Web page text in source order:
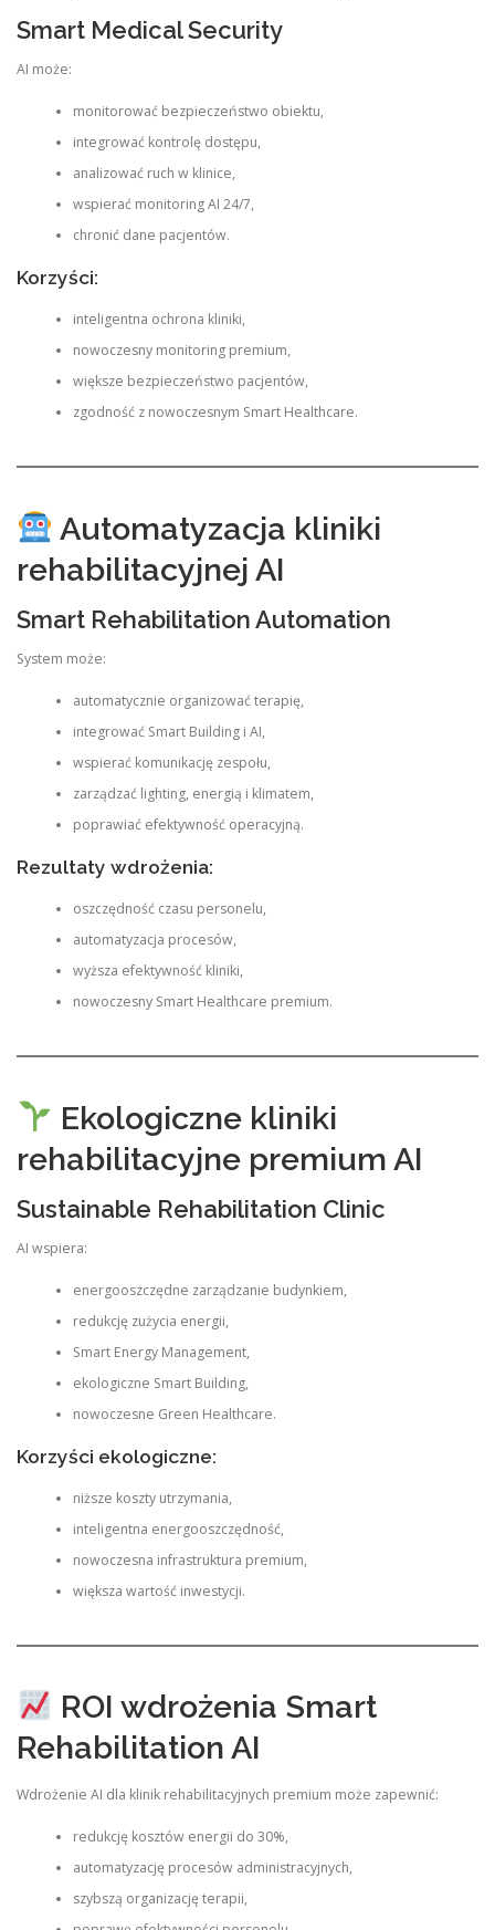
Smart Medical Security
AI może:
monitorować bezpieczeństwo obiektu,
integrować kontrolę dostępu,
analizować ruch w klinice,
wspierać monitoring AI 24/7,
chronić dane pacjentów.
Korzyści:
inteligentna ochrona kliniki,
nowoczesny monitoring premium,
większe bezpieczeństwo pacjentów,
zgodność z nowoczesnym Smart Healthcare.
Automatyzacja kliniki
rehabilitacyjnej AI
Smart Rehabilitation Automation
System może:
automatycznie organizować terapię,
integrować Smart Building i AI,
wspierać komunikację zespołu,
zarządzać lighting, energią i klimatem,
poprawiać efektywność operacyjną.
Rezultaty wdrożenia:
oszczędność czasu personelu,
automatyzacja procesów,
wyższa efektywność kliniki,
nowoczesny Smart Healthcare premium.
Ekologiczne kliniki
rehabilitacyjne premium AI
Sustainable Rehabilitation Clinic
AI wspiera:
energooszczędne zarządzanie budynkiem,
redukcję zużycia energii,
Smart Energy Management,
ekologiczne Smart Building,
nowoczesne Green Healthcare.
Korzyści ekologiczne:
niższe koszty utrzymania,
inteligentna energooszczędność,
nowoczesna infrastruktura premium,
większa wartość inwestycji.
ROI wdrożenia Smart
Rehabilitation AI
Wdrożenie AI dla klinik rehabilitacyjnych premium może zapewnić:
redukcję kosztów energii do 30%,
automatyzację procesów administracyjnych,
szybszą organizację terapii,